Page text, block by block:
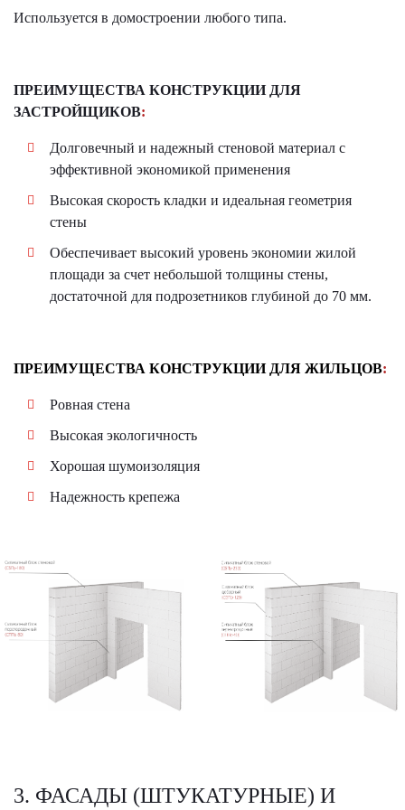
Используется в домостроении любого типа.
ПРЕИМУЩЕСТВА КОНСТРУКЦИИ ДЛЯ
ЗАСТРОЙЩИКОВ:
Долговечный и надежный стеновой материал с
эффективной экономикой применения
Высокая скорость кладки и идеальная геометрия
стены
Обеспечивает высокий уровень экономии жилой
площади за счет небольшой толщины стены,
достаточной для подрозетников глубиной до 70 мм.
ПРЕИМУЩЕСТВА КОНСТРУКЦИИ ДЛЯ ЖИЛЬЦОВ:
Ровная стена
Высокая экологичность
Хорошая шумоизоляция
Надежность крепежа
3. ФАСАДЫ (ШТУКАТУРНЫЕ) И